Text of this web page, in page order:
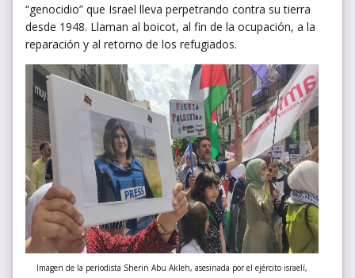
“genocidio” que Israel lleva perpetrando contra su tierra
desde 1948. Llaman al boicot, al fin de la ocupación, a la
reparación y al retorno de los refugiados.
Imagen de la periodista Sherin Abu Akleh, asesinada por el ejército israelí,